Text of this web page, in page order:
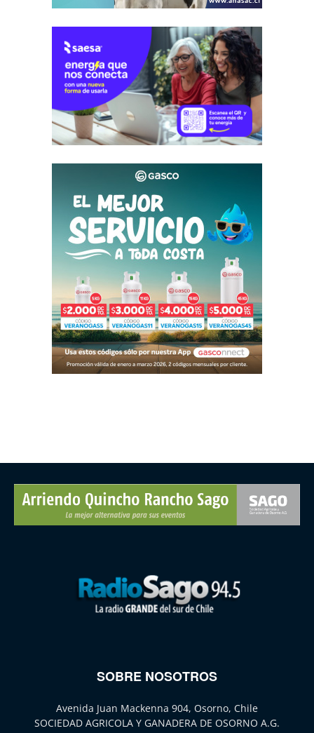
SOBRE NOSOTROS
Avenida Juan Mackenna 904, Osorno, Chile
SOCIEDAD AGRICOLA Y GANADERA DE OSORNO A.G.